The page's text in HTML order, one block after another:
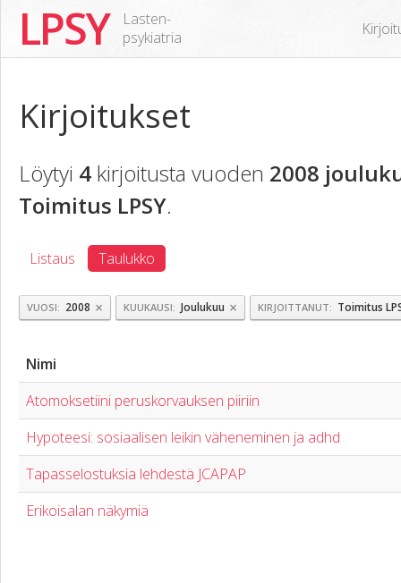
LPSY
Lasten-
psykiatria
Kirjoitukset
Löytyi 4 kirjoitusta vuoden 2008
Toimitus LPSY.
Listaus Taulukko
VUOSI 2008 × KUUKAUSI Joulukuu × KIRJOITTANUT Toimitus
Nimi
Atomoksetiini peruskorvauksen piiriin
Hypoteesi: sosiaalisen leikin väheneminen ja adhd
Tapasselostuksia lehdestä JCAPAP
Erikoisalan näkymiä